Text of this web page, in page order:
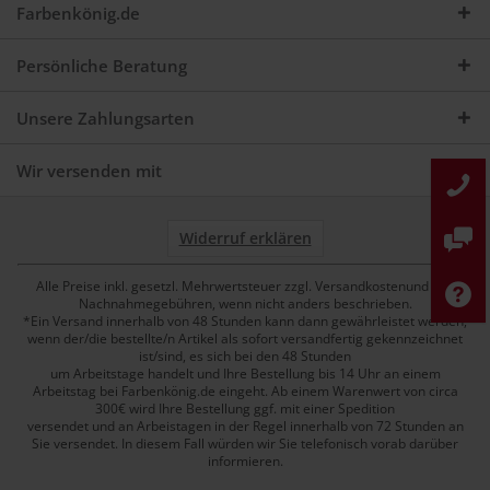
Farbenkönig.de
Persönliche Beratung
Unsere Zahlungsarten
Wir versenden mit
Widerruf erklären
Alle Preise inkl. gesetzl. Mehrwertsteuer zzgl. Versandkostenund ggf.
Nachnahmegebühren, wenn nicht anders beschrieben.
*Ein Versand innerhalb von 48 Stunden kann dann gewährleistet werden,
wenn der/die bestellte/n Artikel als sofort versandfertig gekennzeichnet
ist/sind, es sich bei den 48 Stunden
um Arbeitstage handelt und Ihre Bestellung bis 14 Uhr an einem
Arbeitstag bei Farbenkönig.de eingeht. Ab einem Warenwert von circa
300€ wird Ihre Bestellung ggf. mit einer Spedition
versendet und an Arbeistagen in der Regel innerhalb von 72 Stunden an
Sie versendet. In diesem Fall würden wir Sie telefonisch vorab darüber
informieren.